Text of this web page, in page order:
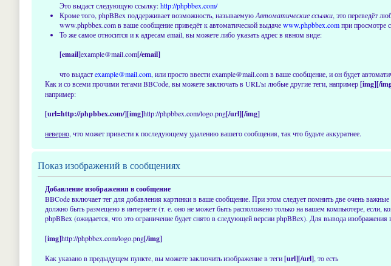
Это выдаст следующую ссылку:http://phpbbex.com/
Кроме того, phpBBex поддерживает возможность, называемуюАвтоматические ссылки, это переведёт
www.phpbbex.com в ваше сообщение приведёт к автоматической выдачеwww.phpbbex.comпри просмотре
То же самое относится и к адресам email, вы можете либо указать адрес в явном виде:
[email]example@mail.com[/email]
что выдастexample@mail.com, или просто ввести example@mail.com в ваше сообщение, и он будет
Как и со всеми прочими тегами BBCode, вы можете заключать в URL'ы любые другие теги, например[img][/
например:
[url=http://phpbbex.com/][img]http://phpbbex.com/logo.png[/url][/img]
неверно, что может привести к последующему удалению вашего сообщения, так что будьте аккуратнее.
Показ изображений в сообщениях
Добавление изображения в сообщение
BBCode включает тег для добавления картинки в ваше сообщение. При этом следует помнить две очень
должно быть размещено в интернете (т. е. оно не может быть расположено только на вашем компьютере,
phpBBex (ожидается, что это ограничение будет снято в следующей версии phpBBex). Для вывода
[img]http://phpbbex.com/logo.png[/img]
Как указано в предыдущем пункте, вы можете заключить изображение в теги[url][/url], то есть